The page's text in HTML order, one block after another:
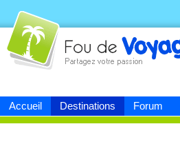
Accueil Destinations Forum
Fou devoyage